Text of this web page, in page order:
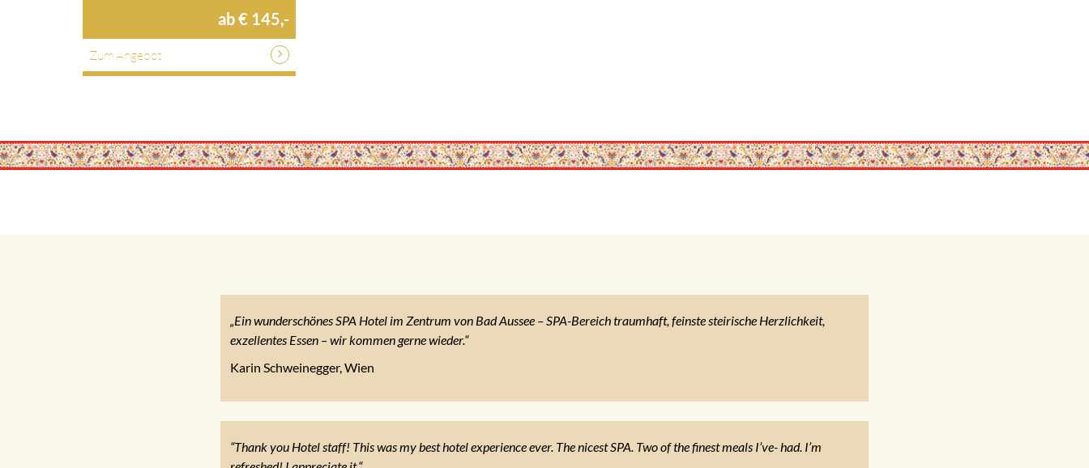
ab € 145,-
Zum Angebot
„Ein wunderschönes SPA Hotel im Zentrum von Bad Aussee – SPA-Bereich traumhaft, feinste steirische Herzlichkeit,
exzellentes Essen – wir kommen gerne wieder.“
Karin Schweinegger, Wien
“Thank you Hotel staff! This was my best hotel experience ever. The nicest SPA. Two of the finest meals I’ve- had. I’m